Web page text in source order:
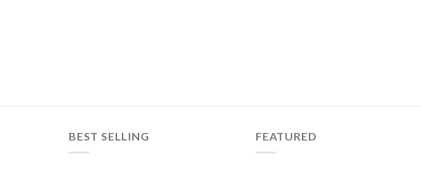
BEST SELLING FEATURED